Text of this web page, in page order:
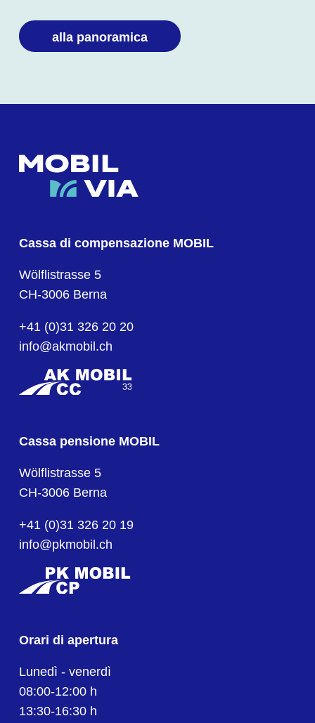
alla panoramica
Cassa di compensazione MOBIL
Wölflistrasse 5
CH-3006 Berna
+41 (0)31 326 20 20
info@akmobil.ch
Cassa pensione MOBIL
Wölflistrasse 5
CH-3006 Berna
+41 (0)31 326 20 19
info@pkmobil.ch
Orari di apertura
Lunedì - venerdì
08:00-12:00 h
13:30-16:30 h